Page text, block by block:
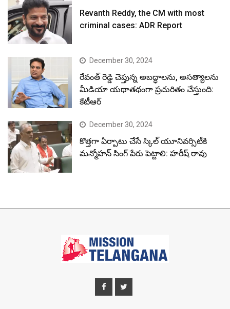
Revanth Reddy, the CM with most
criminal cases: ADR Report
December 30, 2024
రేవంత్ రెడ్డి చెప్తున్న అబద్ధాలను, అసత్యాలను
మీడియా యథాతథంగా ప్రచురితం చేస్తుంది:
కేటీఆర్
December 30, 2024
కొత్తగా ఏర్పాటు చేసే స్కిల్ యూనివర్సిటీకి
మన్మోహన్ సింగ్ పేరు పెట్టాలి: హరీష్ రావు